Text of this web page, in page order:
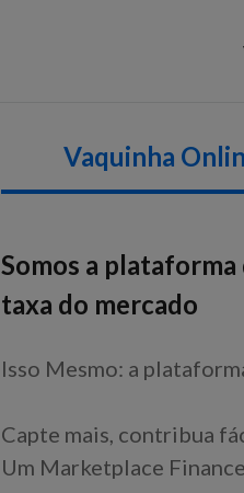
Vaquinha
Somos a
taxa do mercado
Isso Mesmo: a
Capte mais, contribua
Um Marketplace